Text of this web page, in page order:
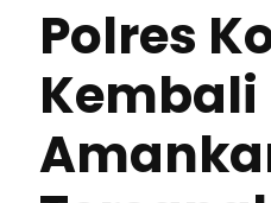
Polres
Kembali